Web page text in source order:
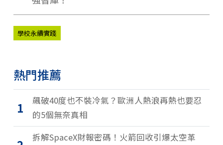
學校永續實踐
熱門推薦
1
飆破40度也不裝冷氣？歐洲人熱浪再熱也要忍
的5個無奈真相
拆解SpaceX財報密碼！火箭回收引爆太空革